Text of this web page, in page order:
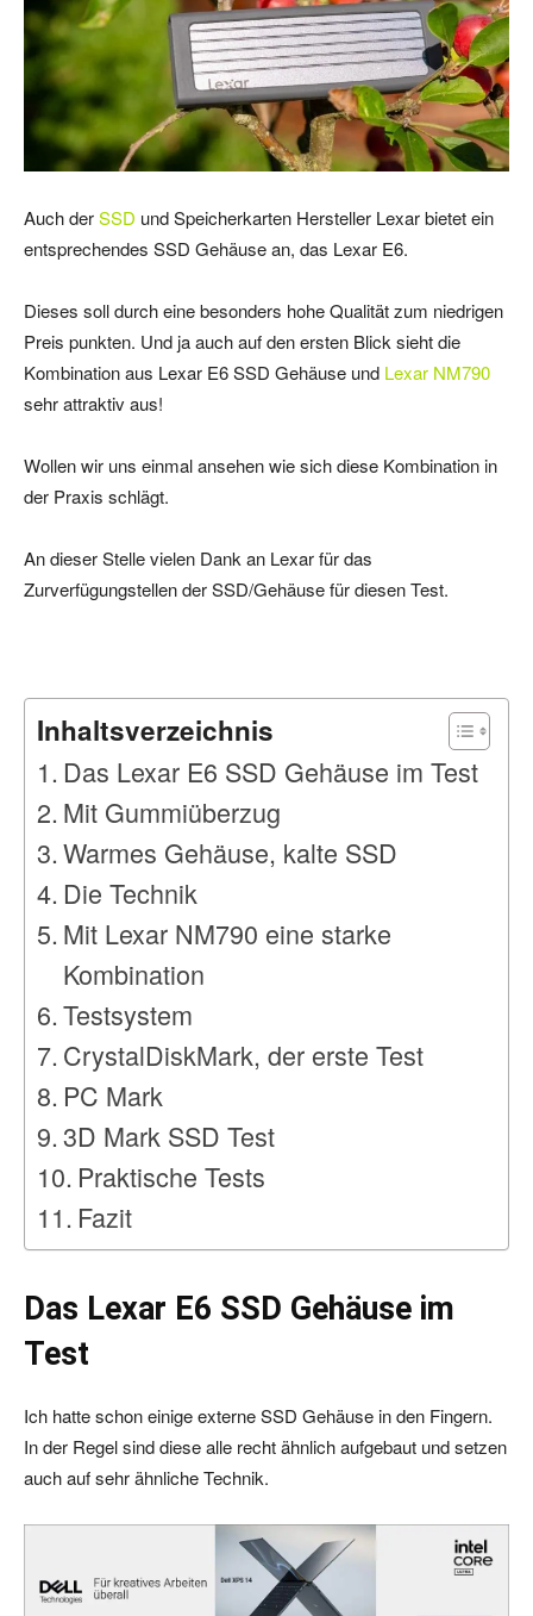
Auch derSSD und Speicherkarten Hersteller Lexar bietet ein
entsprechendes SSD Gehäuse an, das Lexar E6.
Dieses soll durch eine besonders hohe Qualität zum niedrigen
Preis punkten. Und ja auch auf den ersten Blick sieht die
Kombination aus Lexar E6 SSD Gehäuse und Lexar NM790
sehr attraktiv aus!
Wollen wir uns einmal ansehen wie sich diese Kombination in
der Praxis schlägt.
An dieser Stelle vielen Dank an Lexar für das
Zurverfügungstellen der SSD/Gehäuse für diesen Test.
Inhaltsverzeichnis
Das Lexar E6 SSD Gehäuse im Test
Mit Gummiüberzug
Warmes Gehäuse, kalte SSD
Die Technik
Mit Lexar NM790 eine starke
Kombination
Testsystem
CrystalDiskMark, der erste Test
PC Mark
3D Mark SSD Test
Praktische Tests
Fazit
Das Lexar E6 SSD Gehäuse im
Test
Ich hatte schon einige externe SSD Gehäuse in den Fingern.
In der Regel sind diese alle recht ähnlich aufgebaut und setzen
auch auf sehr ähnliche Technik.